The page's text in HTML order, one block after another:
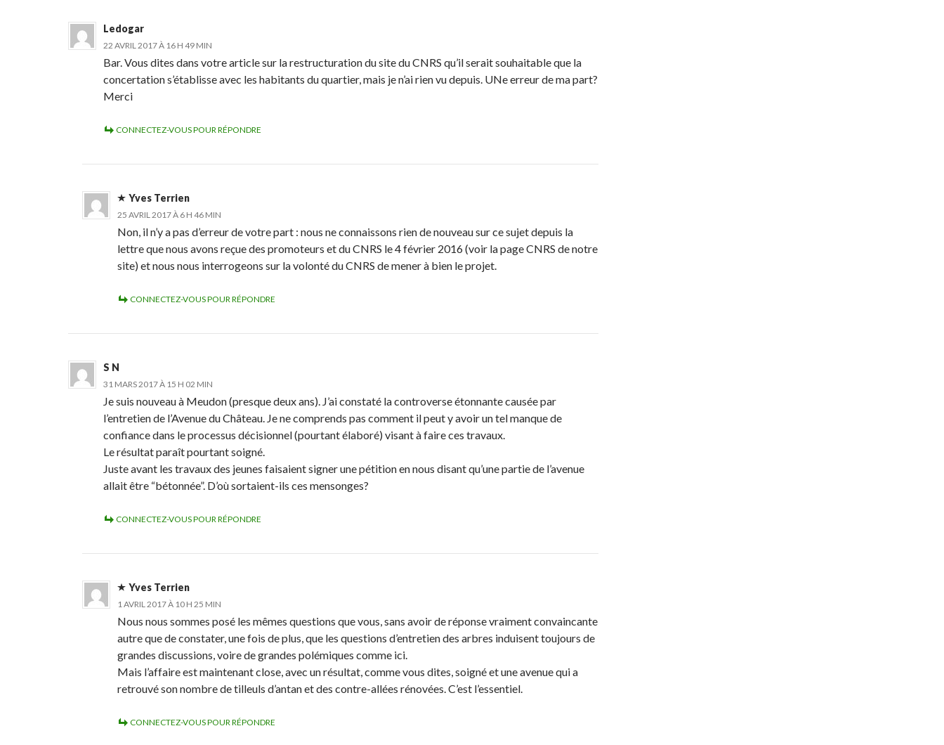
Ledogar
22 AVRIL 2017 À 16 H 49 MIN
Bar. Vous dites dans votre article sur la restructuration du site du CNRS qu’il serait souhaitable que la
concertation s’établisse avec les habitants du quartier, mais je n’ai rien vu depuis. UNe erreur de ma part?
Merci
CONNECTEZ-VOUS POUR RÉPONDRE
Yves Terrien
25 AVRIL 2017 À 6 H 46 MIN
Non, il n’y a pas d’erreur de votre part : nous ne connaissons rien de nouveau sur ce sujet depuis la
lettre que nous avons reçue des promoteurs et du CNRS le 4 février 2016 (voir la page CNRS de notre
site) et nous nous interrogeons sur la volonté du CNRS de mener à bien le projet.
CONNECTEZ-VOUS POUR RÉPONDRE
S N
31 MARS 2017 À 15 H 02 MIN
Je suis nouveau à Meudon (presque deux ans). J’ai constaté la controverse étonnante causée par
l’entretien de l’Avenue du Château. Je ne comprends pas comment il peut y avoir un tel manque de
confiance dans le processus décisionnel (pourtant élaboré) visant à faire ces travaux.
Le résultat paraît pourtant soigné.
Juste avant les travaux des jeunes faisaient signer une pétition en nous disant qu’une partie de l’avenue
allait être “bétonnée”. D’où sortaient-ils ces mensonges?
CONNECTEZ-VOUS POUR RÉPONDRE
Yves Terrien
1 AVRIL 2017 À 10 H 25 MIN
Nous nous sommes posé les mêmes questions que vous, sans avoir de réponse vraiment convaincante
autre que de constater, une fois de plus, que les questions d’entretien des arbres induisent toujours de
grandes discussions, voire de grandes polémiques comme ici.
Mais l’affaire est maintenant close, avec un résultat, comme vous dites, soigné et une avenue qui a
retrouvé son nombre de tilleuls d’antan et des contre-allées rénovées. C’est l’essentiel.
CONNECTEZ-VOUS POUR RÉPONDRE